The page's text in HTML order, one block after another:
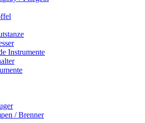
Instrumente
/ Brenner